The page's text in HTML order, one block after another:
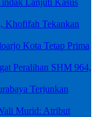
Khofifah Tekankan
Kota Tetap Prima
Peralihan SHM 964,
Terjunkan
Murid: Atribut